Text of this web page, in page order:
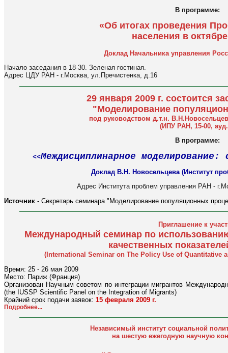
В программе:
«Об итогах проведения
населения в октябре
Доклад Начальника управления
Начало заседания в 18-30. Зеленая гостиная.
Адрес ЦДУ РАН - г.Москва, ул.Пречистенка, д.16
29 января 2009 г. состоится
"Моделирование
под руководством д.т.н.
(ИПУ РАН, 15-00,
В программе:
<<Междисциплинарное моделирование:
Доклад В.Н. Новосельцева (Институт
Адрес Института проблем управления РАН -
Источник - Секретарь семинара "Моделирование популяционных
Приглашение к
Международный семинар по
качественных
(International Seminar on The Policy Use of Quantitative
Время: 25 - 26 мая 2009
Место: Париж (Франция)
Организован Научным советом по интеграции мигрантов
(the IUSSP Scientific Panel on the Integration of Migrants)
Крайний срок подачи заявок: 15 февраля 2009 г.
Подробнее...
Независимый институт социальной
на шестую ежегодную научную